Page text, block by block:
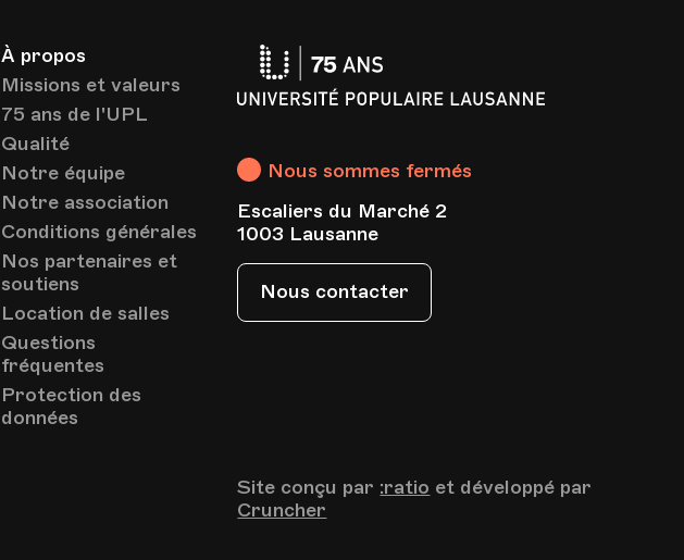
À propos
Missions et valeurs
75 ans de l'UPL
Qualité
Notre équipe
Notre association
Conditions générales
Nos partenaires et
soutiens
Location de salles
Questions
fréquentes
Protection des
données
Nous sommes fermés
Escaliers du Marché 2
1003 Lausanne
Nous contacter
Site conçu par :ratio et développé par
Cruncher